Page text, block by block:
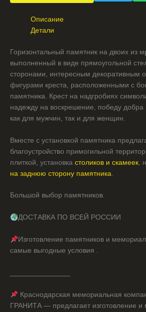
Описание
Детали
Горизонтальный памятник на двоих из
выполненный в виде прямоугольной
сторонами, интересным декоративным
фигурами креста, расположенными с
памятника. Крест на надгробиях
надежду на воскрешение, победу
как для мужчин, так и для женщин.
Вместе с установкой памятника
благоустройство примогильной
плиткой, установка столиков и скамеек ,
на заднюю сторону памятника
Большой выбор памятников.
ДОСТАВКА ПО ВСЕЙ РОССИИ
Изготовление памятников и
самые выгодные условия .
Краснодарская мемориальная
ГРАНИТА — предлагает изготовление и